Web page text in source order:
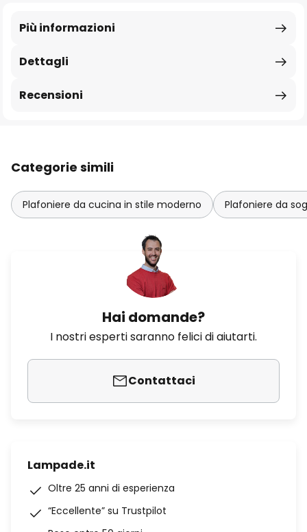
Dettagli
Più informazioni
Recensioni
Categorie simili
Plafoniere da cucina in stile moderno Plafoniere da
Hai domande?
I nostri esperti saranno felici di aiutarti.
Contattaci
Lampade.it
Oltre 25 anni di esperienza
“Eccellente” su Trustpilot